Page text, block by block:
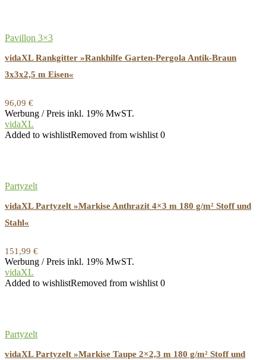
Pavillon 3×3
vidaXL Rankgitter »Rankhilfe Garten-Pergola Antik-Braun
3x3x2,5 m Eisen«
96,09 €
Werbung / Preis inkl. 19% MwST.
vidaXL
Added to wishlistRemoved from wishlist 0
Partyzelt
vidaXL Partyzelt »Markise Anthrazit 4×3 m 180 g/m² Stoff und
Stahl«
151,99 €
Werbung / Preis inkl. 19% MwST.
vidaXL
Added to wishlistRemoved from wishlist 0
Partyzelt
vidaXL Partyzelt »Markise Taupe 2×2,3 m 180 g/m² Stoff und